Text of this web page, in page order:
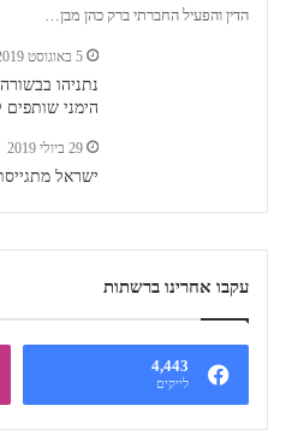
הדין והפעיל החברתי ברק כהן מבן…
5 באוגוסט 2019
נתניהו
הימני שותפים
29 ביולי 2019
ישראל
עקבו אחרינו ברשתות
4,443
לייקים